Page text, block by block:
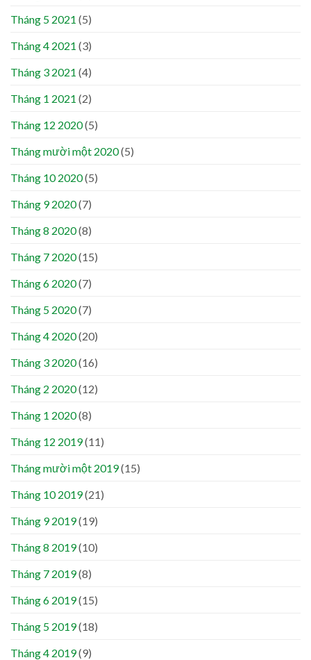
Tháng 5 2021 (5)
Tháng 4 2021 (3)
Tháng 3 2021 (4)
Tháng 1 2021 (2)
Tháng 12 2020(5)
Tháng mười một 2020(5)
Tháng 10 2020(5)
Tháng 9 2020(7)
Tháng 8 2020(8)
Tháng 7 2020(15)
Tháng 6 2020(7)
Tháng 5 2020(7)
Tháng 4 2020(20)
Tháng 3 2020(16)
Tháng 2 2020(12)
Tháng 1 2020(8)
Tháng 12 2019(11)
Tháng mười một 2019(15)
Tháng 10 2019(21)
Tháng 9 2019(19)
Tháng 8 2019(10)
Tháng 7 2019(8)
Tháng 6 2019(15)
Tháng 5 2019(18)
Tháng 4 2019(9)